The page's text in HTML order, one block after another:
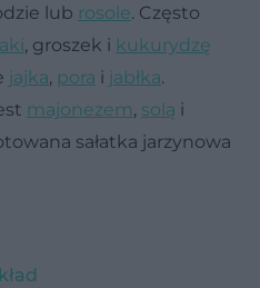
lub rosole. Często
, groszek i kukurydzę
jajka, pora i jabłka.
majonezem, solą i
sałatka jarzynowa